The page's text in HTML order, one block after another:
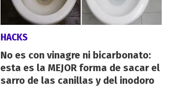
HACKS
No es con vinagre ni bicarbonato:
esta es la MEJOR forma de sacar el
sarro de las canillas y del inodoro